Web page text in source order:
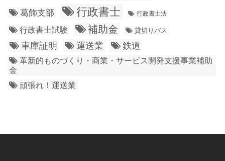
葛飾支部 行政書士 行政書士法
行政書士試験 補助金 貸切りバス
車庫証明 運送業 鉄道
革新的ものづくり・商業・サービス開発支援事業補助
金
頑張れ！運送業